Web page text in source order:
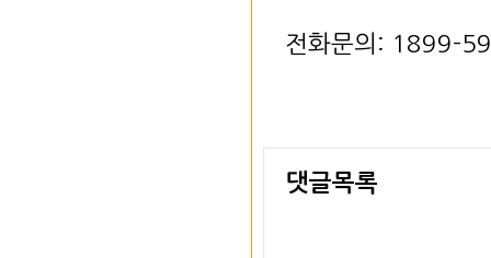
전화문의: 1899-
댓글목록